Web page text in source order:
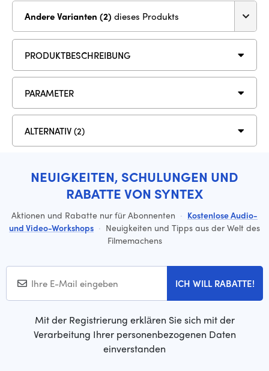
Andere Varianten (2) dieses Produkts
PRODUKTBESCHREIBUNG
PARAMETER
ALTERNATIV (2)
NEUIGKEITEN, SCHULUNGEN UND
RABATTE VON SYNTEX
Aktionen und Rabatte nur für Abonnenten · Kostenlose Audio-
und Video-Workshops · Neuigkeiten und Tipps aus der Welt des
Filmemachens
ICH WILL RABATTE!
Mit der Registrierung erklären Sie sich mit der
Verarbeitung Ihrer personenbezogenen Daten
einverstanden